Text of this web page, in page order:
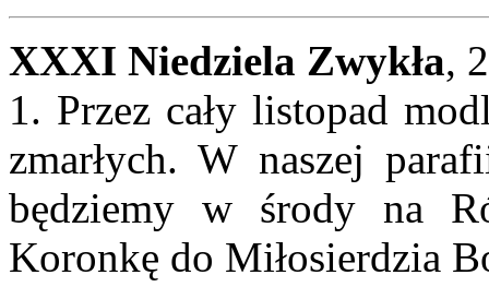
XXXI Niedziela Zwykła,
1. Przez cały listopad
zmarłych. W naszej
będziemy w środy na
Koronkę do Miłosierdzia